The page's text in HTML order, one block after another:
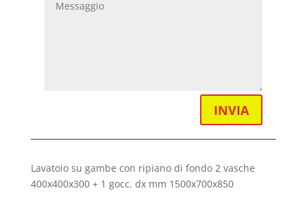
INVIA
Lavatoio su gambe con ripiano di fondo 2 vasche
400x400x300 + 1 gocc. dx mm 1500x700x850